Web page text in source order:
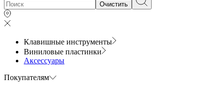
Очистить
Клавишные инструменты
Виниловые пластинки
Аксессуары
Покупателям